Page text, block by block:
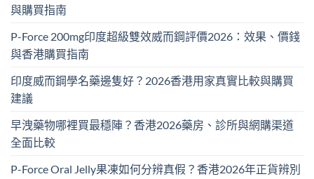
與購買指南
P-Force 200mg印度超級雙效威而鋼評價2026：效果、價錢
與香港購買指南
印度威而鋼學名藥邊隻好？2026香港用家真實比較與購買
建議
早洩藥物哪裡買最穩陣？香港2026藥房、診所與網購渠道
全面比較
P-Force Oral Jelly果凍如何分辨真假？香港2026年正貨辨別